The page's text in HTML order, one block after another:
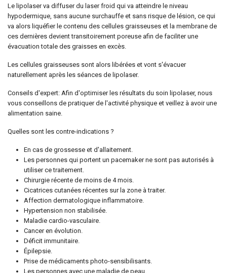
Le lipolaser va diffuser du laser froid qui va atteindre le niveau
hypodermique, sans aucune surchauffe et sans risque de lésion, ce qui
va alors liquéfier le contenu des cellules graisseuses et la membrane de
ces dernières devient transitoirement poreuse afin de faciliter une
évacuation totale des graisses en excès.
Les cellules graisseuses sont alors libérées et vont s'évacuer
naturellement après les séances de lipolaser.
Conseils d'expert: Afin d'optimiser les résultats du soin lipolaser, nous
vous conseillons de pratiquer de l'activité physique et veillez à avoir une
alimentation saine.
Quelles sont les contre-indications ?
En cas de grossesse et d'allaitement.
Les personnes qui portent un pacemaker ne sont pas autorisés à
utiliser ce traitement.
Chirurgie récente de moins de 4 mois.
Cicatrices cutanées récentes sur la zone à traiter.
Affection dermatologique inflammatoire.
Hypertension non stabilisée.
Maladie cardio-vasculaire.
Cancer en évolution.
Déficit immunitaire.
Épilepsie.
Prise de médicaments photo-sensibilisants.
Les personnes avec une maladie de peau.